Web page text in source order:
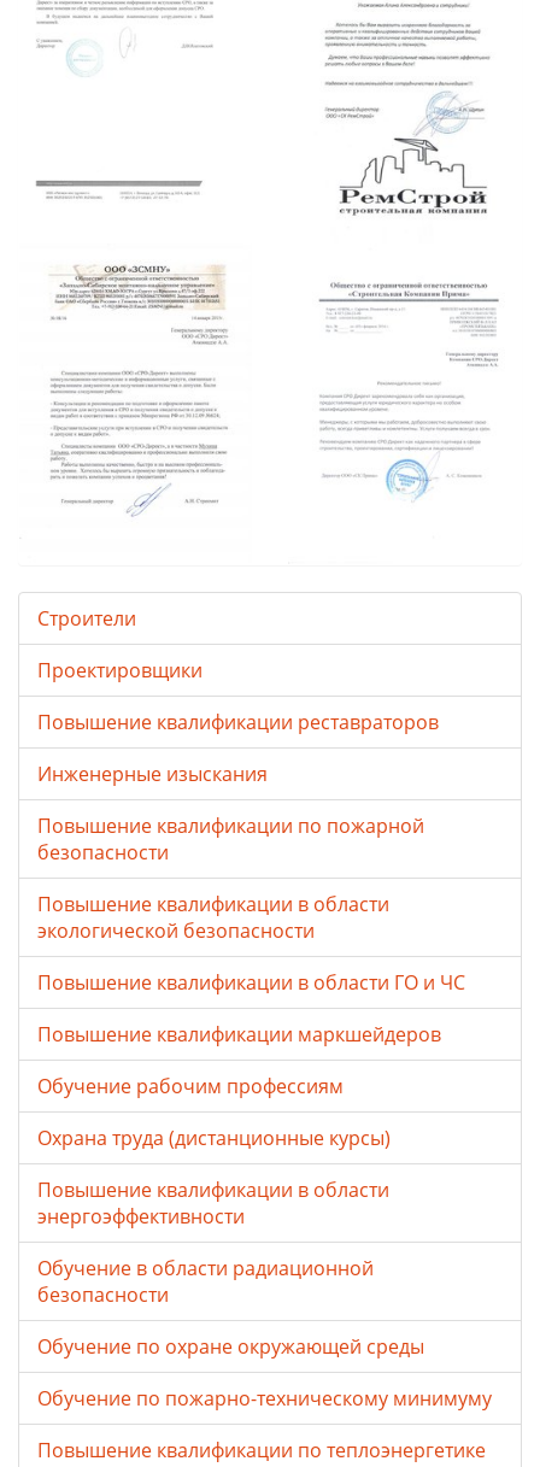
Строители
Проектировщики
Повышение квалификации реставраторов
Инженерные изыскания
Повышение квалификации по пожарной
безопасности
Повышение квалификации в области
экологической безопасности
Повышение квалификации в области ГО и ЧС
Повышение квалификации маркшейдеров
Обучение рабочим профессиям
Охрана труда (дистанционные курсы)
Повышение квалификации в области
энергоэффективности
Обучение в области радиационной
безопасности
Обучение по охране окружающей среды
Обучение по пожарно-техническому минимуму
Повышение квалификации по теплоэнергетике